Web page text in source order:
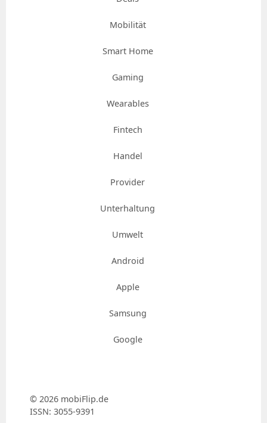
Mobilität
Smart Home
Gaming
Wearables
Fintech
Handel
Provider
Unterhaltung
Umwelt
Android
Apple
Samsung
Google
© 2026 mobiFlip.de
ISSN: 3055-9391